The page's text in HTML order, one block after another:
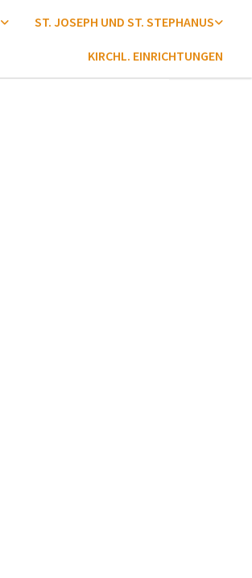
ST. JOSEPH UND ST. STEPHANUS
KIRCHL. EINRICHTUNGEN